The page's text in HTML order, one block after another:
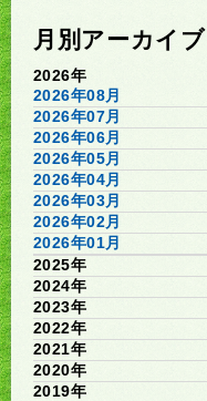
月別アーカイブ
2026年
2026年08月
2026年07月
2026年06月
2026年05月
2026年04月
2026年03月
2026年02月
2026年01月
2025年
2024年
2023年
2022年
2021年
2020年
2019年